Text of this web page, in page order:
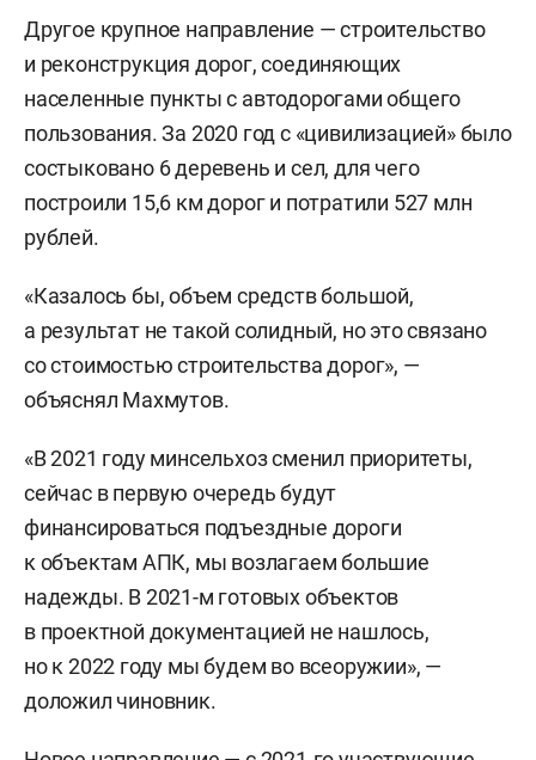
Другое крупное направление — строительство
и реконструкция дорог, соединяющих
населенные пункты с автодорогами общего
пользования. За 2020 год с «цивилизацией» было
состыковано 6 деревень и сел, для чего
построили 15,6 км дорог и потратили 527 млн
рублей.
«Казалось бы, объем средств большой,
а результат не такой солидный, но это связано
со стоимостью строительства дорог», —
объяснял Махмутов.
«В 2021 году минсельхоз сменил приоритеты,
сейчас в первую очередь будут
финансироваться подъездные дороги
к объектам АПК, мы возлагаем большие
надежды. В 2021-м готовых объектов
в проектной документацией не нашлось,
но к 2022 году мы будем во всеоружии», —
доложил чиновник.